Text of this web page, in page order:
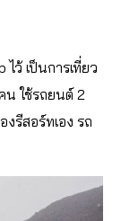
ว้ เป็นการเที่ยว
น ใช้รถยนต์ 2
รีสอร์ทเอง รถ